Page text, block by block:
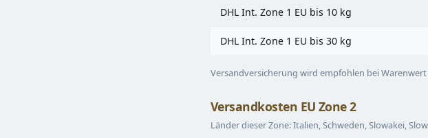
DHL Int. Zone 1 EU bis 10 kg
DHL Int. Zone 1 EU bis 30 kg
Versandversicherung wird empfohlen bei
Versandkosten EU Zone 2
Länder dieser Zone: Italien, Schweden, Slowakei,